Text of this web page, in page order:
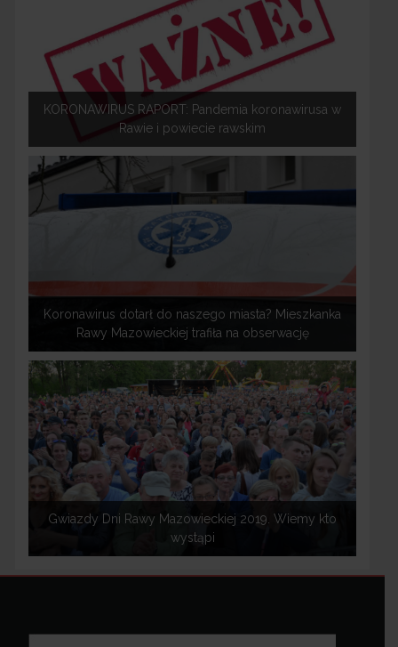
KORONAWIRUS RAPORT: Pandemia koronawirusa w
Rawie i powiecie rawskim
Koronawirus dotarł do naszego miasta? Mieszkanka
Rawy Mazowieckiej trafiła na obserwację
Gwiazdy Dni Rawy Mazowieckiej 2019. Wiemy kto
wystąpi